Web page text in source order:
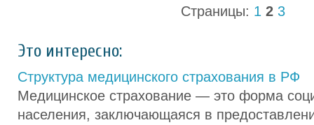
Страницы: 1 2 3
Это интересно:
Структура медицинского страхования в РФ
Медицинское страхование — это форма
населения, заключающаяся в